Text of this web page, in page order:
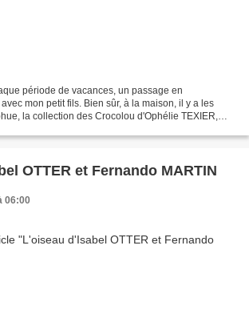
période de vacances, un passage en
mon petit fils. Bien sûr, à la maison, il y a les
la collection des Crocolou d'Ophélie TEXIER,
OTTER et Fernando MARTIN
06:00